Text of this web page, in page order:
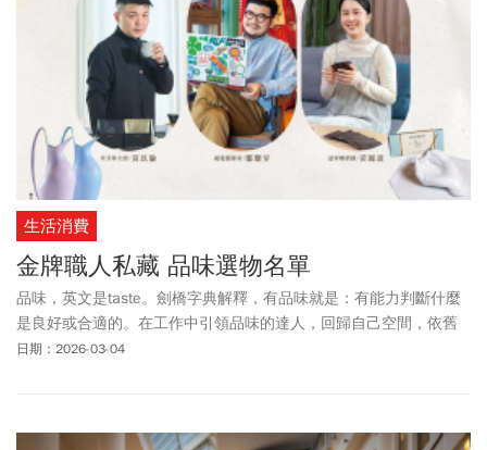
生活消費
金牌職人私藏 品味選物名單
品味，英文是taste。劍橋字典解釋，有品味就是：有能力判斷什麼
是良好或合適的。在工作中引領品味的達人，回歸自己空間，依舊
延續著美與質感。走進視覺藝術家、米其林主廚、唎酒師的家，他
日期：2026-03-04